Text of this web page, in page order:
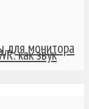
для монитора
как звук